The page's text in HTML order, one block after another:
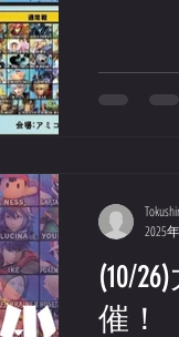
https://
https://
(10/
催！
2025